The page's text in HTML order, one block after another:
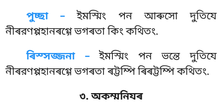
পুচ্ছা – ইমস্মিং পন আৰুসো দুতিযে
নীৰরণপ্পহানৰগ্গে ভগৰতা কিং কথিতং.
ৰিস্সজ্জনা –ইমস্মিং পন ভন্তে দুতিযে
নীৰরণপ্পহানৰগ্গে ভগৰতা ৰট্টম্পি ৰিৰট্টম্পি কথিতং.
৩. অকম্মনিযৰ